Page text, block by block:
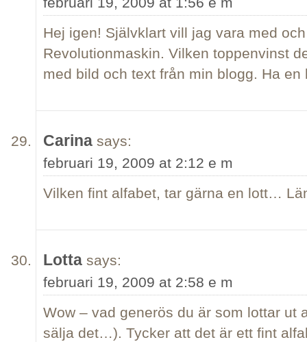
Hej igen! Självklart vill jag vara med
Revolutionmaskin. Vilken toppenvinst
med bild och text från min blogg. Ha en
Carina says:
februari 19, 2009 at 2:12 e m
Vilken fint alfabet, tar gärna en lott…
Lotta says:
februari 19, 2009 at 2:58 e m
Wow – vad generös du är som lottar ut
sälja det…). Tycker att det är ett fint